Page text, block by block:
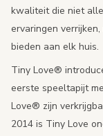
kwaliteit die niet
ervaringen
bieden aan elk huis.
Tiny Love®
eerste speeltapijt
Love® zijn
2014 is Tiny Love